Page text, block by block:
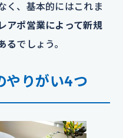
く、基本的にはこれま
アポ営業によって新規
るでしょう。
やりがい4つ